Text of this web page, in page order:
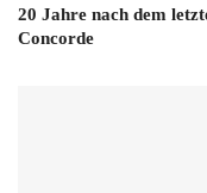
20 Jahre nach dem
Concorde